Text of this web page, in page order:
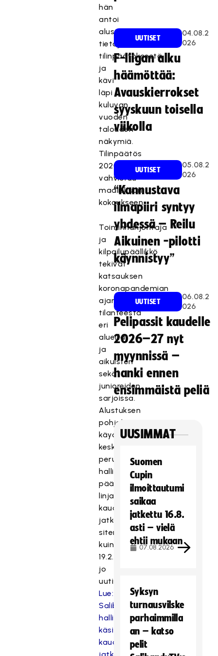
hän
antoi
alustavia
tietoja
tilinpäätöksestä
ja
kävi
läpi
kuluvan
vuoden
talouden
näkymiä.
Tilinpäätös
2020
vahvistuu
maaliskuun
kokoukseen.
Toiminnanjohtaja
ja
kilpailupäällikkö
tekivät
katsauksen
koronapandemian
ajankohtaisesta
tilanteesta
eri
alueilla
ja
aikuisten
sekä
junioreiden
sarjoissa.
Alustuksen
pohjalta
käydyn
keskustelun
perusteella
hallitus
päätti
linjata
kauden
jatkamista
siten
kuin
19.2.
jo
uutisoitiin.
Lue:
Salibandyliiton
hallitus
käsitteli
kauden
UUTISET
04.08.2
026
F-liigan alku
häämöttää:
Avauskierrokset
syyskuun toisella
viikolla
UUTISET
05.08.2
026
“Kannustava
ilmapiiri syntyy
yhdessä – Reilu
Aikuinen -pilotti
käynnistyy”
UUTISET
06.08.2
026
Pelipassit kaudelle
2026–27 nyt
myynnissä –
hanki ennen
ensimmäistä peliä
UUSIMMAT
Suomen
Cupin
ilmoittautumi
saikaa
jatkettu 16.8.
asti – vielä
ehtii mukaan
07.08.2026
Syksyn
turnausvilske
parhaimmilla
an – katso
pelit